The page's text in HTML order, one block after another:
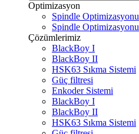
Optimizasyon
Spindle Optimizasyonu
Spindle Optimizasyonu
Çözümlerimiz
BlackBoy I
BlackBoy II
HSK63 Sıkma Sistemi
Güç filtresi
Enkoder Sistemi
BlackBoy I
BlackBoy II
HSK63 Sıkma Sistemi